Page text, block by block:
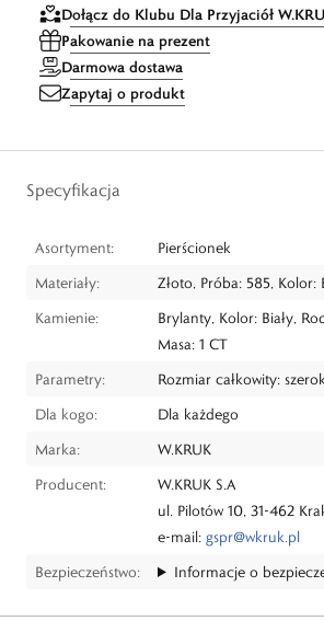
Dołącz do Klubu Dla Przyjaciół
Pakowanie na prezent
Darmowa dostawa
Zapytaj o produkt
Specyfikacja
Asortyment:
Pierścionek
Materiały:
Złoto, Próba: 585, Kolor:
Kamienie:
Brylanty, Kolor: Biały,
Masa: 1 CT
Parametry:
Rozmiar całkowity:
Dla kogo:
Dla każdego
Marka:
W.KRUK
Producent:
W.KRUK S.A
ul. Pilotów 10, 31-462
e-mail: gspr@wkruk.pl
Bezpieczeństwo:
Informacje o